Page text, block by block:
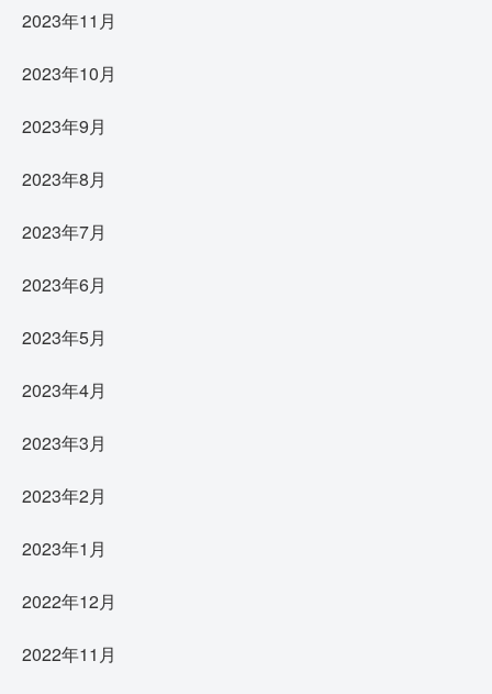
2023年11月
2023年10月
2023年9月
2023年8月
2023年7月
2023年6月
2023年5月
2023年4月
2023年3月
2023年2月
2023年1月
2022年12月
2022年11月